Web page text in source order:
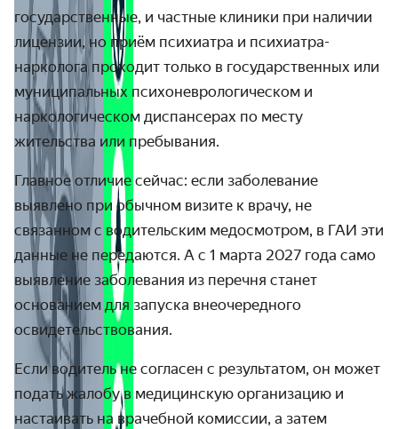
государственные, и частные клиники при наличии
лицензии, но приём психиатра и психиатра-
нарколога проходит только в государственных или
муниципальных психоневрологическом и
наркологическом диспансерах по месту
жительства или пребывания.
Главное отличие сейчас: если заболевание
выявлено при обычном визите к врачу, не
связанном с водительским медосмотром, в ГАИ эти
данные не передаются. А с 1 марта 2027 года само
выявление заболевания из перечня станет
основанием для запуска внеочередного
освидетельствования.
Если водитель не согласен с результатом, он может
подать жалобу в медицинскую организацию и
настаивать на врачебной комиссии, а затем